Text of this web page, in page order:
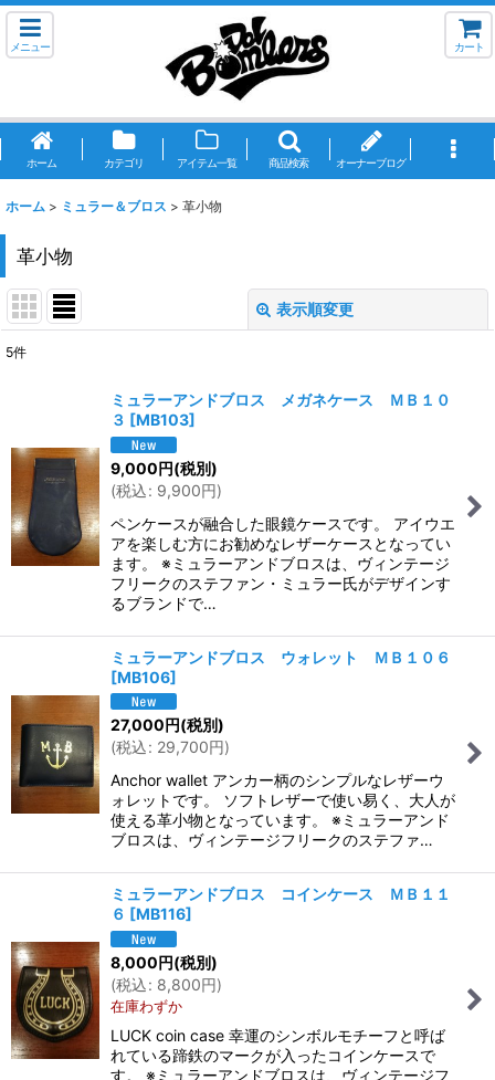
メニュー カート
ホーム カテゴリ アイテム一覧 商品検索 オーナーブログ
ホーム > ミュラー＆ブロス > 革小物
革小物
表示順変更
絞り込む
5件
ミュラーアンドブロス メガネケース ＭＢ１０
３ [MB103]
9,000円(税別)
(税込: 9,900円)
ペンケースが融合した眼鏡ケースです。 アイウエ
アを楽しむ方にお勧めなレザーケースとなってい
ます。 ※ミュラーアンドブロスは、ヴィンテージ
フリークのステファン・ミュラー氏がデザインす
るブランドで…
ミュラーアンドブロス ウォレット ＭＢ１０６
[MB106]
27,000円(税別)
(税込: 29,700円)
Anchor wallet アンカー柄のシンプルなレザーウ
ォレットです。 ソフトレザーで使い易く、大人が
使える革小物となっています。 ※ミュラーアンド
ブロスは、ヴィンテージフリークのステファ…
ミュラーアンドブロス コインケース ＭＢ１１
６ [MB116]
8,000円(税別)
(税込: 8,800円)
在庫わずか
LUCK coin case 幸運のシンボルモチーフと呼ば
れている蹄鉄のマークが入ったコインケースで
す。 ※ミュラーアンドブロスは、ヴィンテージフ